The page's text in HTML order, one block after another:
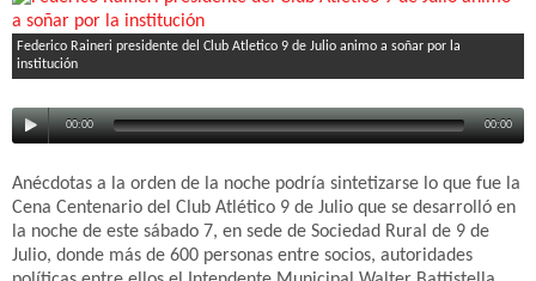
Federico Raineri presidente del Club Atletico 9 de Julio animo a soñar por la
institución
00:00 00:00
Anécdotas a la orden de la noche podría sintetizarse lo que fue la
Cena Centenario del Club Atlético 9 de Julio que se desarrolló en
la noche de este sábado 7, en sede de Sociedad Rural de 9 de
Julio, donde más de 600 personas entre socios, autoridades